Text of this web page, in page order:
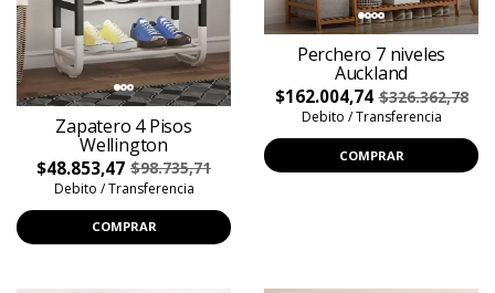
Zapatero 4 Pisos
Wellington
$48.853,47 $98.735,71
Debito / Transferencia
COMPRAR
Perchero 7 niveles
Auckland
$162.004,74 $326.362,78
Debito / Transferencia
COMPRAR